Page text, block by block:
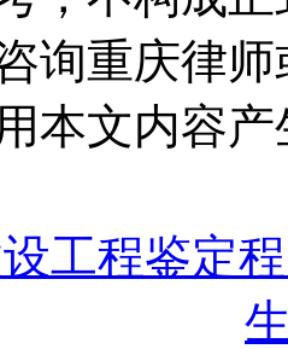
询重庆律
本文内容
工程鉴定